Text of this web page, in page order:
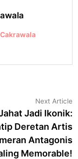
Next Article
Jadi Ikonik:
Deretan Artis
Antagonis
Memorable!